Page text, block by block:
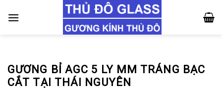
GƯƠNG BỈ AGC 5 LY MM TRÁNG BẠC
CẮT TẠI THÁI NGUYÊN